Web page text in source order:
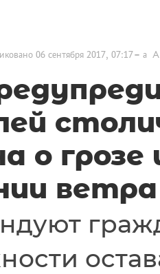
06 сентября 2017, 07:17 a A
о грозе
ветра